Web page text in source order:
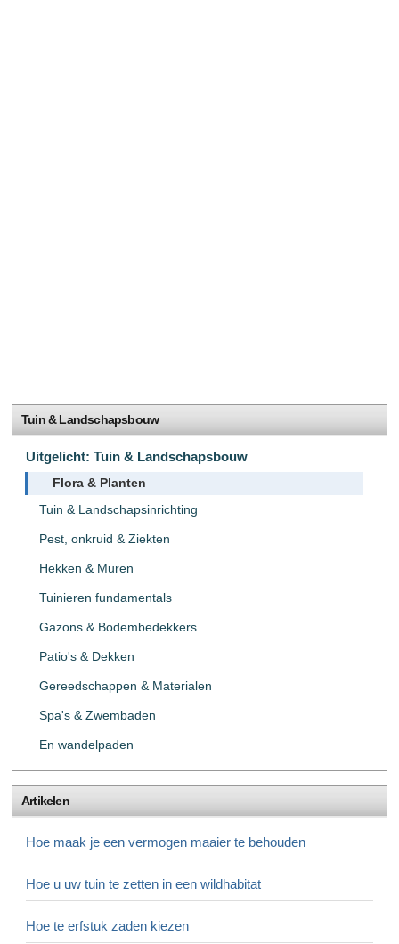
Tuin & Landschapsbouw
Uitgelicht: Tuin & Landschapsbouw
Flora & Planten
Tuin & Landschapsinrichting
Pest, onkruid & Ziekten
Hekken & Muren
Tuinieren fundamentals
Gazons & Bodembedekkers
Patio's & Dekken
Gereedschappen & Materialen
Spa's & Zwembaden
En wandelpaden
Artikelen
Hoe maak je een vermogen maaier te behouden
Hoe u uw tuin te zetten in een wildhabitat
Hoe te erfstuk zaden kiezen